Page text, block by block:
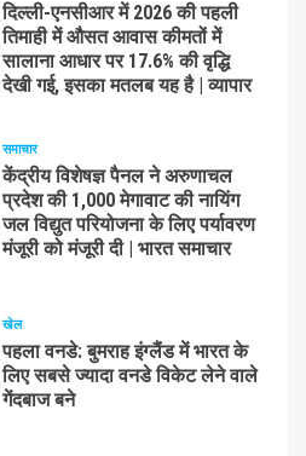
दिल्ली-एनसीआर में 2026 की पहली
तिमाही में औसत आवास कीमतों में
सालाना आधार पर 17.6% की वृद्धि
देखी गई, इसका मतलब यह है | व्यापार
समाचार
केंद्रीय विशेषज्ञ पैनल ने अरुणाचल
प्रदेश की 1,000 मेगावाट की नायिंग
जल विद्युत परियोजना के लिए पर्यावरण
मंजूरी को मंजूरी दी | भारत समाचार
खेल
पहला वनडे: बुमराह इंग्लैंड में भारत के
लिए सबसे ज्यादा वनडे विकेट लेने वाले
गेंदबाज बने